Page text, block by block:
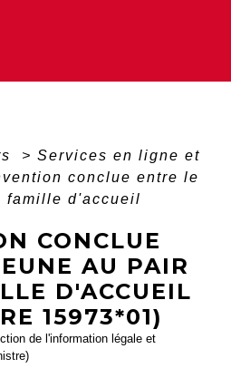
> Services en ligne et
conclue entre le
famille d'accueil
CONCLUE
AU PAIR
D'ACCUEIL
15973*01)
de l'information légale et